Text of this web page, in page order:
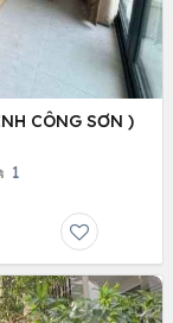
CÔNG SƠN )
1